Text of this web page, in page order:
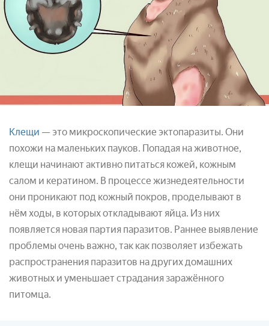
Клещи — это микроскопические эктопаразиты. Они
похожи на маленьких пауков. Попадая на животное,
клещи начинают активно питаться кожей, кожным
салом и кератином. В процессе жизнедеятельности
они проникают под кожный покров, проделывают в
нём ходы, в которых откладывают яйца. Из них
появляется новая партия паразитов. Раннее выявление
проблемы очень важно, так как позволяет избежать
распространения паразитов на других домашних
животных и уменьшает страдания заражённого
питомца.